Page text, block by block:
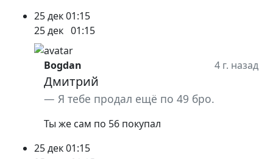
25 дек01:15
25 дек 01:15
Bogdan
Дмитрий
Я тебе продал ещё по 49 бро.
Ты же сам по 56 покупал
4 г. назад
25 дек01:15